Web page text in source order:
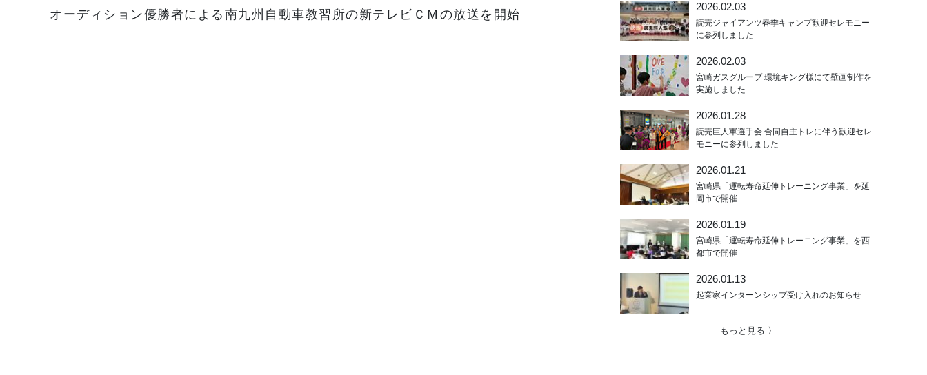
オーディション優勝者による南九州自動車教習所の新テレビＣＭの放送を開始
2026.02.03
読売ジャイアンツ春季キャンプ歓迎セレモニー
に参列しました
2026.02.03
宮崎ガスグループ 環境キング様にて壁画制作を
実施しました
2026.01.28
読売巨人軍選手会 合同自主トレに伴う歓迎セレ
モニーに参列しました
2026.01.21
宮崎県「運転寿命延伸トレーニング事業」を延
岡市で開催
2026.01.19
宮崎県「運転寿命延伸トレーニング事業」を西
都市で開催
2026.01.13
起業家インターンシップ受け入れのお知らせ
もっと見る 〉